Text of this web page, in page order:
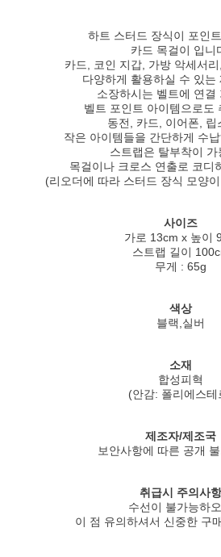
하트 스터드 장식이 포인
카드 목걸이 입니
카드, 코인 지갑, 가방 악세서
다양하게 활용하실 수 있는
소장하시는 벨트에 연결
벨트 포인트 아이템으로도
동전, 카드, 이어폰, 립
작은 아이템들을 간단하게 수납
스트랩은 탈부착이 가
목걸이나 크로스 연출로 코디
(리오더에 따라 스터드 장식 모양
사이즈
가로 13cm x 높이
스트랩 길이
무게 : 65g
색상
블랙,실버
소재
합성피혁
(안감: 폴리에스테
제조자/제조국
보안사항에 따른 공개
취급시 주의사항
수선이 불가능하
이 점 유의하셔서 신중한 구